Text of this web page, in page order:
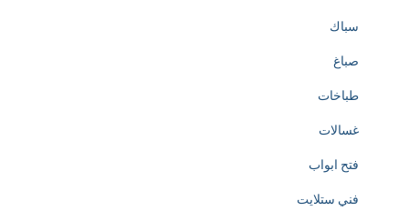
سباك
صباغ
طباخات
غسالات
فتح ابواب
فني ستلايت